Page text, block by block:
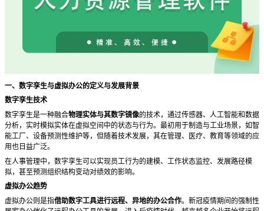
一、数字孪生与虚拟办公的定义与发展背景
数字孪生技术
数字孪生是一种融合物理实体与其数字镜像的技术，通过传感器、人工智能和数据
分析，实时模拟实体在虚拟空间中的状态与行为。最初用于制造与工业场景，如智
能工厂、设备预测性维护等，但随着技术发展，其在管理、医疗、教育等领域的应
用也日益广泛。
在人事管理中，数字孪生可以实现员工行为的建模、工作状态监控、发展路径模
拟，甚至预测组织结构变动对绩效的影响。
虚拟办公趋势
虚拟办公则是指借助数字工具进行远程、异地的办公合作。新冠疫情期间的强制性